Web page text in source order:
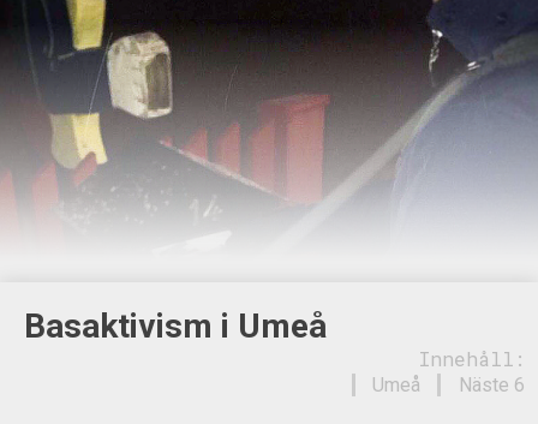
Basaktivism i Umeå
Innehåll:
Näste 6
Umeå